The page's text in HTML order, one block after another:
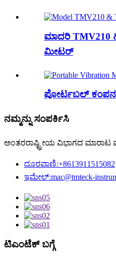
ಮಾದರಿ TMV210
ಮೀಟರ್
ಪೋರ್ಟಬಲ್
ನಮ್ಮನ್ನು ಸಂಪರ್ಕಿಸಿ
ಅಂತರರಾಷ್ಟ್ರೀಯ ವಿಭಾಗದ ಮಾರಾಟ
ದೂರವಾಣಿ:+8613911515082
ಇಮೇಲ್:mac@tmteck-
ಟಿಎಂಟೆಕ್ ಬಗ್ಗೆ